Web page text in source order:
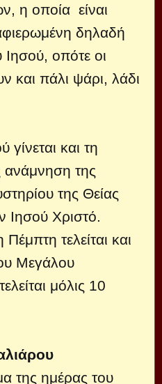
η οποία είναι
δηλαδή
Ιησού, οπότε οι
και πάλι ψάρι, λάδι
και τη
ανάμνηση της
της Θείας
Ιησού Χριστό.
τελείται και
Μεγάλου
μόλις 10
της ημέρας του